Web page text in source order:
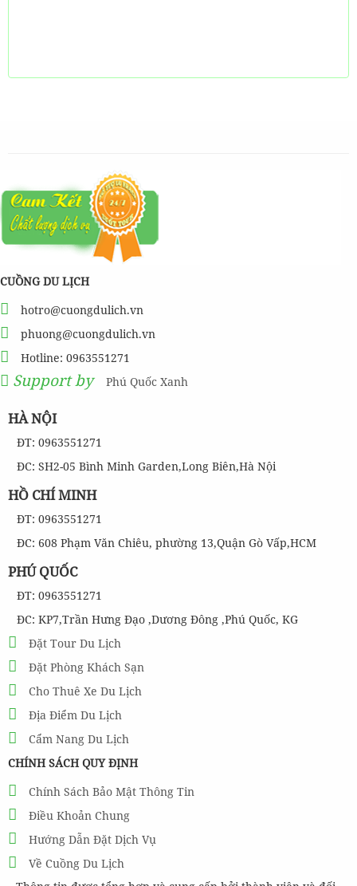
CUỒNG DU LỊCH
hotro@cuongdulich.vn
phuong@cuongdulich.vn
Hotline: 0963551271
Support by Phú Quốc Xanh
HÀ NỘI
ĐT: 0963551271
ĐC: SH2-05 Bình Minh Garden,Long Biên,Hà Nội
HỒ CHÍ MINH
ĐT: 0963551271
ĐC: 608 Phạm Văn Chiêu, phường 13,Quận Gò Vấp,HCM
PHÚ QUỐC
ĐT: 0963551271
ĐC: KP7,Trần Hưng Đạo ,Dương Đông ,Phú Quốc, KG
Đặt Tour Du Lịch
Đặt Phòng Khách Sạn
Cho Thuê Xe Du Lịch
Địa Điểm Du Lịch
Cẩm Nang Du Lịch
CHÍNH SÁCH QUY ĐỊNH
Chính Sách Bảo Mật Thông Tin
Điều Khoản Chung
Hướng Dẫn Đặt Dịch Vụ
Về Cuồng Du Lịch